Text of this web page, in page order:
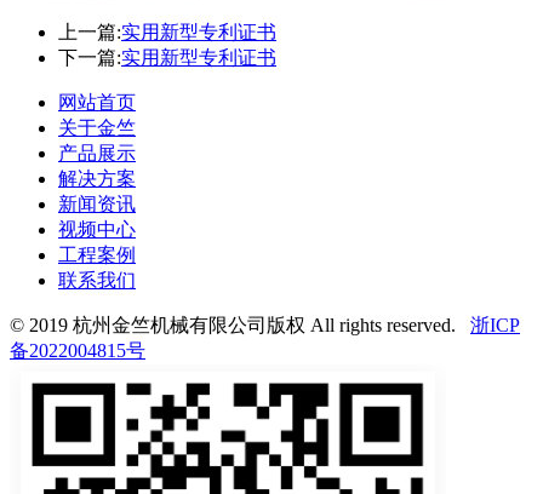
上一篇:实用新型专利证书
下一篇:实用新型专利证书
网站首页
关于金竺
产品展示
解决方案
新闻资讯
视频中心
工程案例
联系我们
© 2019 杭州金竺机械有限公司版权 All rights reserved. 浙ICP
备2022004815号